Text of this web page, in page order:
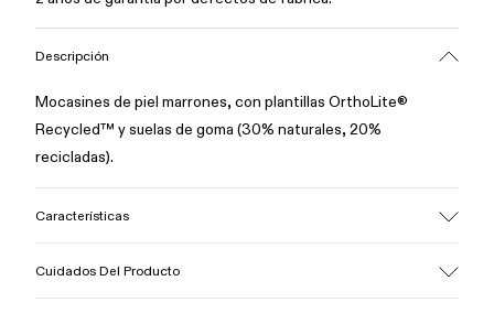
Descripción
Mocasines de piel marrones, con plantillas OrthoLite®
Recycled™ y suelas de goma (30% naturales, 20%
recicladas).
Características
Cuidados Del Producto